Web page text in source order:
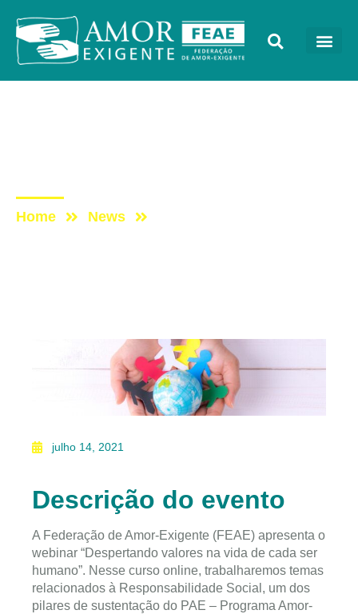
Home News
julho 14, 2021
Descrição do evento
A Federação de Amor-Exigente (FEAE) apresenta o
webinar “Despertando valores na vida de cada ser
humano”. Nesse curso online, trabalharemos temas
relacionados à Responsabilidade Social, um dos
pilares de sustentação do PAE – Programa Amor-